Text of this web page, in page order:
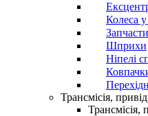
Колеса у
Шприхи
Ніпелі
Трансмісія, привід
Трансмісія,